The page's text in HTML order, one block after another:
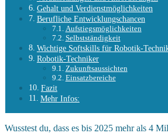
Gehalt und Verdienstmöglichkeiten
Berufliche Entwicklungschancen
Aufstiegsmöglichkeiten
Selbstständigkeit
Wichtige Softskills für Robotik-
Robotik-Techniker
Zukunftsaussichten
Einsatzbereiche
Fazit
Mehr Infos:
Wusstest du, dass es bis 2025 mehr als 4